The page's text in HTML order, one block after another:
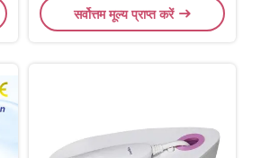
सर्वोत्तम मूल्य प्राप्त करें